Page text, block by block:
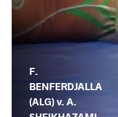
F.
BENFERDJALLA
(ALG) v. A.